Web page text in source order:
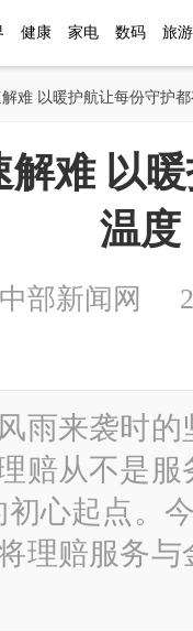
健康 家电 数码 旅游
难 以暖护航让每份守护
解难 以
温度
部新闻网
雨来袭时
赔从不是
心起点。
理赔服务